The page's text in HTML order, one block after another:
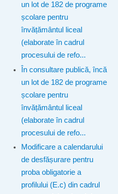
un lot de 182 de programe
școlare pentru
învățământul liceal
(elaborate în cadrul
procesului de refo...
În consultare publică, încă
un lot de 182 de programe
școlare pentru
învățământul liceal
(elaborate în cadrul
procesului de refo...
Modificare a calendarului
de desfășurare pentru
proba obligatorie a
profilului (E.c) din cadrul